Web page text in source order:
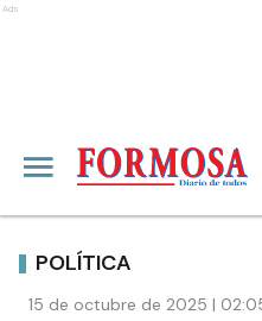
Ads
POLÍTICA
15 de octubre de 2025 |